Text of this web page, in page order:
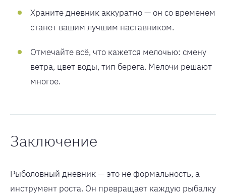
Храните дневник аккуратно — он со временем
станет вашим лучшим наставником.
Отмечайте всё, что кажется мелочью: смену
ветра, цвет воды, тип берега. Мелочи решают
многое.
Заключение
Рыболовный дневник — это не формальность, а
инструмент роста. Он превращает каждую рыбалку